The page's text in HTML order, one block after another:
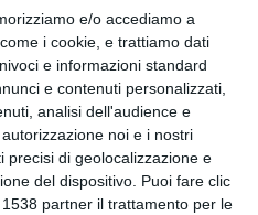
e/o accediamo a
i cookie, e trattiamo dati
e informazioni standard
e contenuti personalizzati,
analisi dell'audience e
noi e i nostri
precisi di geolocalizzazione e
del dispositivo. Puoi fare clic
partner il trattamento per le
CARTOLINA